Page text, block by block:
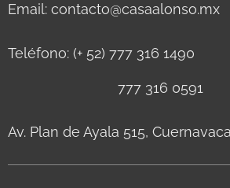
Email: contacto@casaalonso.mx
Teléfono: (+ 52) 777 316 1490
777 316 0591
Av. Plan de Ayala 515,